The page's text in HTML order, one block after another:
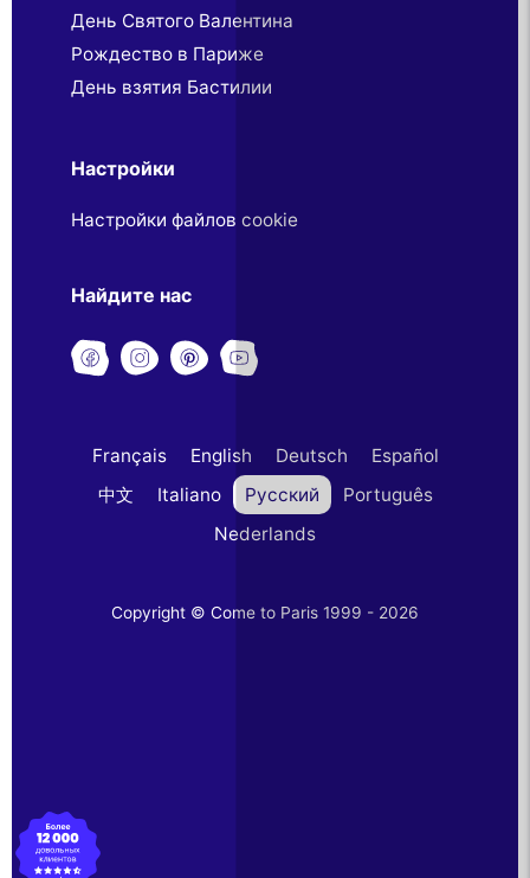
День Святого Валентина
Рождество в Париже
День взятия Бастилии
Настройки
Настройки файлов cookie
Найдите нас
Français English Deutsch
Español
中文
Italiano Русский
Português
Nederlands
Copyright © Come to Paris 1999 - 2026